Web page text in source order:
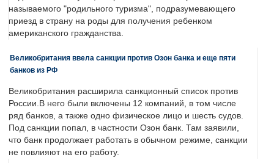
называемого "родильного туризма", подразумевающего
приезд в страну на роды для получения ребенком
американского гражданства.
Великобритания ввела санкции против Озон банка и еще пяти
банков из РФ
Великобритания расширила санкционный список против
России.В него были включены 12 компаний, в том числе
ряд банков, а также одно физическое лицо и шесть судов.
Под санкции попал, в частности Озон банк. Там заявили,
что банк продолжает работать в обычном режиме, санкции
не повлияют на его работу.